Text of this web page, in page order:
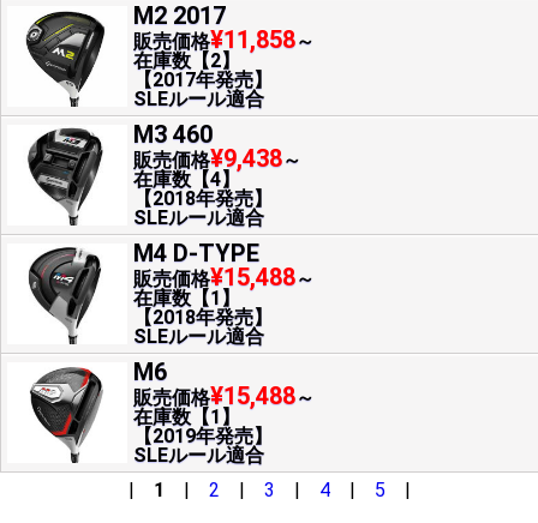
M2 2017
販売価格¥11,858～
在庫数【2】
【2017年発売】
SLEルール適合
M3 460
販売価格¥9,438～
在庫数【4】
【2018年発売】
SLEルール適合
M4 D-TYPE
販売価格¥15,488～
在庫数【1】
【2018年発売】
SLEルール適合
M6
販売価格¥15,488～
在庫数【1】
【2019年発売】
SLEルール適合
| 1 | 2 | 3 | 4| 5 |